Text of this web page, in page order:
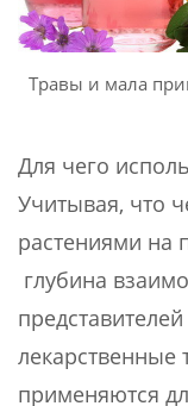
Травы и мала
Для чего
Учитывая, что
растениями на
глубина
применяются